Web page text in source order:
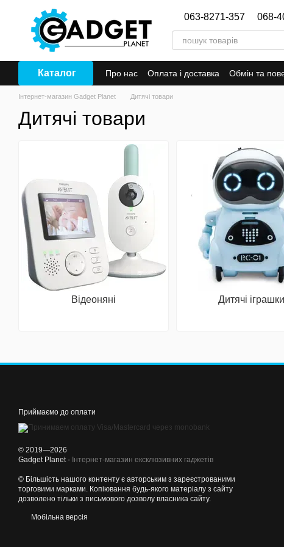
Перейти до основного контенту
063-8271-357 068-
Каталог Про нас Оплата і доставка Обмін та
Інтернет-магазин Gadget Planet Дитячі товари
Дитячі товари
Відеоняні Дитячі іграшки
Приймаємо до оплати
© 2019—2026
Gadget Planet - Інтернет-магазин ексклюзивних гаджетів
© Більшість нашого контенту є авторським з зареєстрованими
торговими марками. Копіювання будь-якого матеріалу з сайту
дозволено тільки з письмового дозволу власника сайту.
Мобільна версія